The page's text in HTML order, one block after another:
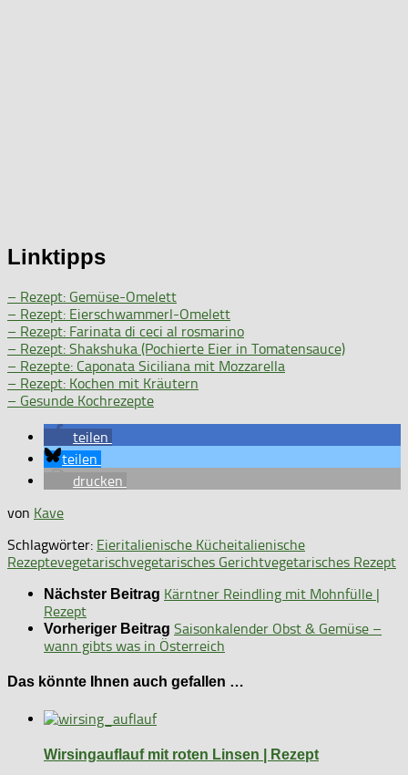
Linktipps
– Rezept: Gemüse-Omelett
– Rezept: Eierschwammerl-Omelett
– Rezept: Farinata di ceci al rosmarino
– Rezept: Shakshuka (Pochierte Eier in Tomatensauce)
– Rezepte: Caponata Siciliana mit Mozzarella
– Rezept: Kochen mit Kräutern
– Gesunde Kochrezepte
teilen
teilen
drucken
von Kave
Schlagwörter: Eieritalienische Kücheitalienische
Rezeptevegetarischvegetarisches Gerichtvegetarisches Rezept
Nächster Beitrag Kärntner Reindling mit Mohnfülle |
Rezept
Vorheriger Beitrag Saisonkalender Obst & Gemüse –
wann gibts was in Österreich
Das könnte Ihnen auch gefallen …
Wirsingauflauf mit roten Linsen | Rezept